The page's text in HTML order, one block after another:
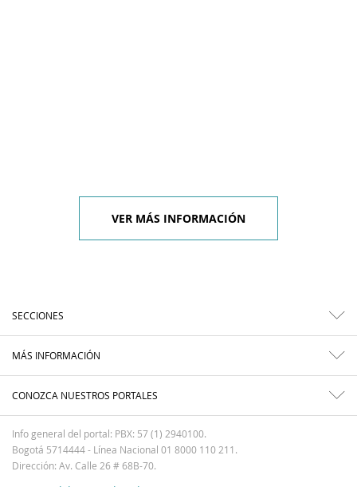
VER MÁS INFORMACIÓN
SECCIONES
MÁS INFORMACIÓN
CONOZCA NUESTROS PORTALES
Info general del portal: PBX: 57 (1) 2940100.
Bogotá 5714444 - Línea Nacional 01 8000 110 211.
Dirección: Av. Calle 26 # 68B-70.